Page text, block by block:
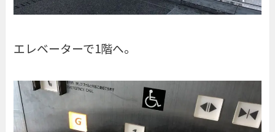
エレベーターで1階へ。